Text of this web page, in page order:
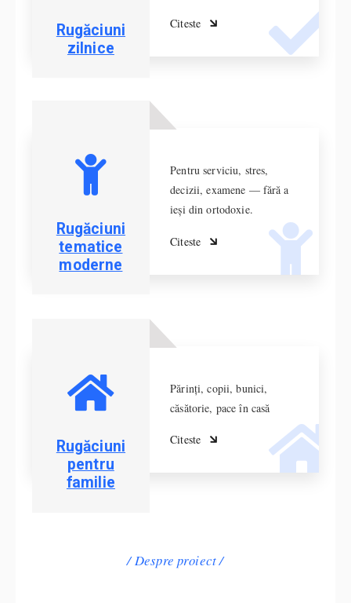
Rugăciuni
zilnice
Citeste
Rugăciuni
tematice
moderne
Pentru serviciu, stres,
decizii, examene — fără a
ieși din ortodoxie.
Citeste
Rugăciuni
pentru
familie
Părinți, copii, bunici,
căsătorie, pace în casă
Citeste
Despre proiect